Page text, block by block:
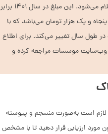
مجوز برگزاری این آزمون در ایران است، اعلام می‌شود. این مبلغ در سال ۱۴۰۱ برابر
و پنجاه و یک هزار تومان می‌باشد که با
طول سال تغییر می‌کند. برای اطلاع
وب‌سایت موسسات مراجعه کرده و
لازم است به‌صورت منسجم و پیوسته
مورد ارزیابی قرار دهید تا با مشخص